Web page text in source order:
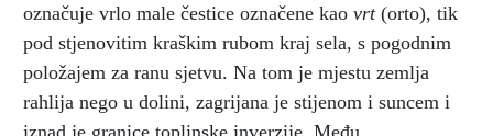
označuje vrlo male čestice označene kao vrt(orto), tik
pod stjenovitim kraškim rubom kraj sela, s pogodnim
položajem za ranu sjetvu. Na tom je mjestu zemlja
rahlija nego u dolini, zagrijana je stijenom i suncem i
iznad je granice toplinske inverzije. Među